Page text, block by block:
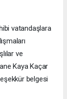
vatandaşlara
ve
Kaya Kaçar
belgesi